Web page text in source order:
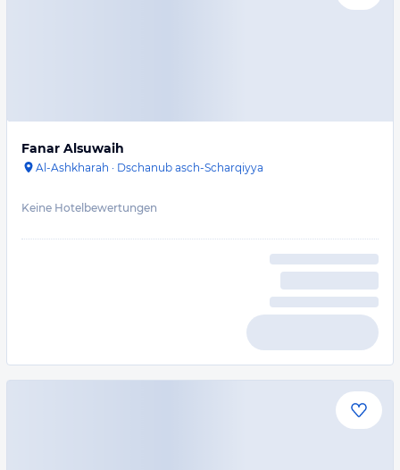
Fanar Alsuwaih
Al-Ashkharah · Dschanub asch-Scharqiyya
Keine Hotelbewertungen